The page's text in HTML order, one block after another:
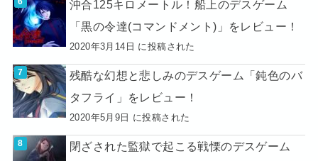
沖合125キロメートル！船上のデスゲーム
「黒の令達(コマンドメント)」をレビュー！
2020年3月14日 に投稿された
残酷な幻想と悲しみのデスゲーム「鈍色のバ
タフライ」をレビュー！
2020年5月9日 に投稿された
閉ざされた監獄で起こる戦慄のデスゲーム